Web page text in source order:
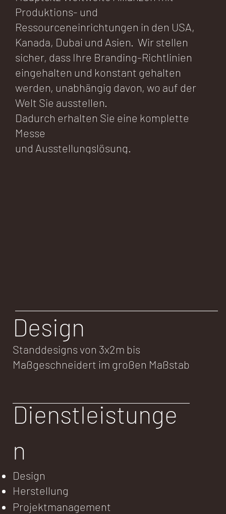
Produktions- und
Ressourceneinrichtungen in den USA,
Kanada, Dubai und Asien. Wir stellen
sicher, dass Ihre Branding-Richtlinien
eingehalten und konstant gehalten
werden, unabhängig davon, wo auf der
Welt Sie ausstellen.
Dadurch erhalten Sie eine komplette
Messe
und Ausstellungslösung.
Design
Standdesigns von 3x2m bis
Maßgeschneidert im großen Maßstab
Dienstleistunge
n
Design
Herstellung
Projektmanagement